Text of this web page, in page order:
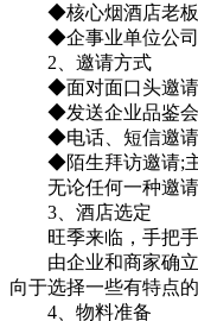
◆核心烟酒店老板(
◆企事业单位公司领
2、邀请方式
◆面对面口头邀请;
◆发送企业品鉴会邀
◆电话、短信邀请;
◆陌生拜访邀请;主
无论任何一种邀请
3、酒店选定
旺季来临，手把手
由企业和商家确立
向于选择一些有特点
4、物料准备